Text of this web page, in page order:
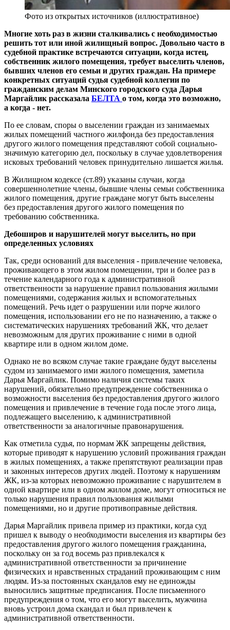
Фото из открытых источников (иллюстративное)
Многие хоть раз в жизни сталкивались с необходимостью
решить тот или иной жилищный вопрос. Довольно часто в
судебной практике встречаются ситуации, когда истец,
собственник жилого помещения, требует выселить членов,
бывших членов его семьи и других граждан. На примере
конкретных ситуаций судья судебной коллегии по
гражданским делам Минского городского суда Дарья
Маргайлик рассказала БЕЛТА о том, когда это возможно,
а когда - нет.
По ее словам, споры о выселении граждан из занимаемых
жилых помещений частного жилфонда без предоставления
другого жилого помещения представляют собой социально-
значимую категорию дел, поскольку в случае удовлетворения
исковых требований человек принудительно лишается жилья.
В Жилищном кодексе (ст.89) указаны случаи, когда
совершеннолетние члены, бывшие члены семьи собственника
жилого помещения, другие граждане могут быть выселены
без предоставления другого жилого помещения по
требованию собственника.
Дебоширов и нарушителей могут выселить, но при
определенных условиях
Так, среди оснований для выселения - привлечение человека,
проживающего в этом жилом помещении, три и более раз в
течение календарного года к административной
ответственности за нарушение правил пользования жилыми
помещениями, содержания жилых и вспомогательных
помещений. Речь идет о разрушении или порче жилого
помещения, использовании его не по назначению, а также о
систематических нарушениях требований ЖК, что делает
невозможным для других проживание с ними в одной
квартире или в одном жилом доме.
Однако не во всяком случае такие граждане будут выселены
судом из занимаемого ими жилого помещения, заметила
Дарья Маргайлик. Помимо наличия системы таких
нарушений, обязательно предупреждение собственника о
возможности выселения без предоставления другого жилого
помещения и привлечение в течение года после этого лица,
подлежащего выселению, к административной
ответственности за аналогичные правонарушения.
Как отметила судья, по нормам ЖК запрещены действия,
которые приводят к нарушению условий проживания граждан
в жилых помещениях, а также препятствуют реализации прав
и законных интересов других людей. Поэтому к нарушениям
ЖК, из-за которых невозможно проживание с нарушителем в
одной квартире или в одном жилом доме, могут относиться не
только нарушения правил пользования жилыми
помещениями, но и другие противоправные действия.
Дарья Маргайлик привела пример из практики, когда суд
пришел к выводу о необходимости выселения из квартиры без
предоставления другого жилого помещения гражданина,
поскольку он за год восемь раз привлекался к
административной ответственности за причинение
физических и нравственных страданий проживающим с ним
людям. Из-за постоянных скандалов ему не единожды
выносились защитные предписания. После письменного
предупреждения о том, что его могут выселить, мужчина
вновь устроил дома скандал и был привлечен к
административной ответственности.